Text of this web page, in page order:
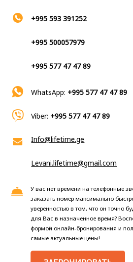
+995 593 391252
+995 500057979
+995 577 47 47 89
WhatsApp: +995 577 47 47 89
Viber: +995 577 47 47 89
Info@lifetime.ge
Levani.lifetime@gmail.com
У вас нет времени на телефонные
заказать номер максимально
уверенностью в том, что он точно
для Вас в назначенное время?
формой онлайн-бронирования и
самые актуальные цены!